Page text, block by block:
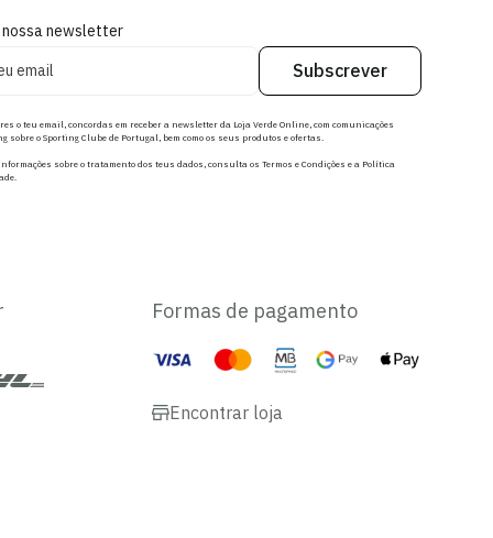
nossa newsletter
Subscrever
o teu email, concordas em receber a newsletter da Loja Verde Online, com comunicações
sobre o Sporting Clube de Portugal, bem como os seus produtos e ofertas.
sobre o tratamento dos teus dados, consulta os Termos e Condições e a Política
Formas de pagamento
Encontrar loja